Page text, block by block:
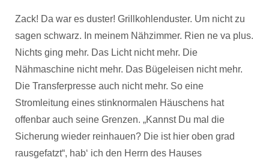
Zack! Da war es duster! Grillkohlenduster. Um nicht zu
sagen schwarz. In meinem Nähzimmer. Rien ne va plus.
Nichts ging mehr. Das Licht nicht mehr. Die
Nähmaschine nicht mehr. Das Bügeleisen nicht mehr.
Die Transferpresse auch nicht mehr. So eine
Stromleitung eines stinknormalen Häuschens hat
offenbar auch seine Grenzen. „Kannst Du mal die
Sicherung wieder reinhauen? Die ist hier oben grad
rausgefatzt“, hab‘ ich den Herrn des Hauses